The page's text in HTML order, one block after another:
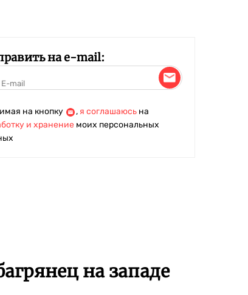
на e-mail:
на кнопку , я соглашаюсь на
и хранение моих персональных
на западе